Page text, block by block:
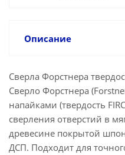
Описание
Сверла Форстнера
Сверло Форстнера
напайками (твердость
сверления отверстий в
древесине покрытой
ДСП. Подходит для